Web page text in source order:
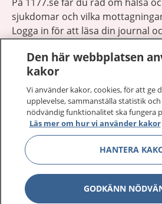
sjukdomar och vilka
Logga in för att läsa din journal
sjukvårdsrådgivning dygnet runt.
1177 ger dig råd när du vill må
1177 på flera språk
Om 1177
Den här webbplatsen
kakor
Vi använder kakor, cookies, för att ge
upplevelse, sammanställa statistik
nödvändig funktionalitet ska fungera
Läs mer om hur vi använder kakor
HANTERA
GODKÄNN